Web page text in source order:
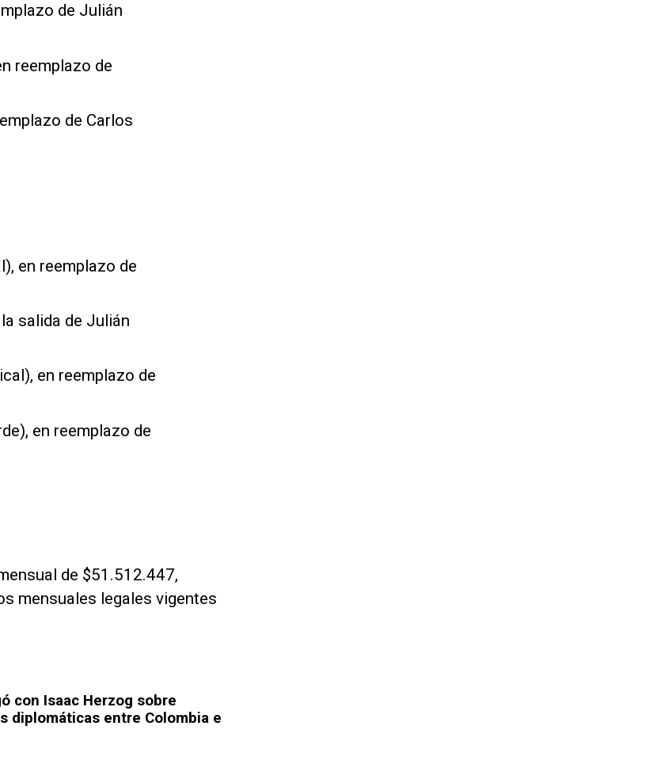
de Julián
reemplazo de
de Carlos
en reemplazo de
salida de Julián
en reemplazo de
en reemplazo de
de $51.512.447,
mensuales legales vigentes
con Isaac Herzog sobre
diplomáticas entre Colombia e